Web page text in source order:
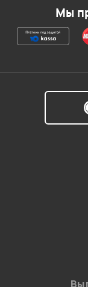
Ваша оценка:
персональных
Введите
Мы